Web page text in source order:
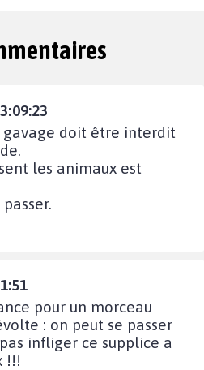
gavage doit être interdit
les animaux est
pour un morceau
: on peut se passer
infliger ce supplice a
!!!